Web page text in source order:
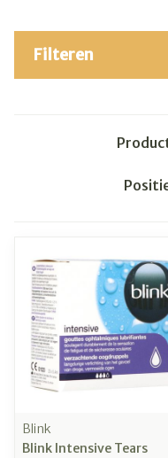
Filteren
Sorteer
Blink
Blink Intensive Tears